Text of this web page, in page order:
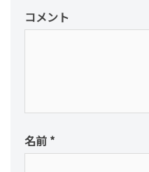
コメント
名前 *